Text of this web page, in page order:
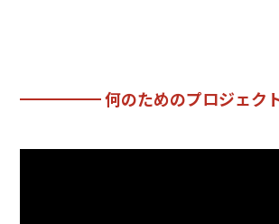
何のためのプロジェク